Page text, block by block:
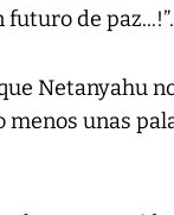
de paz...!”.
Netanyahu
menos unas